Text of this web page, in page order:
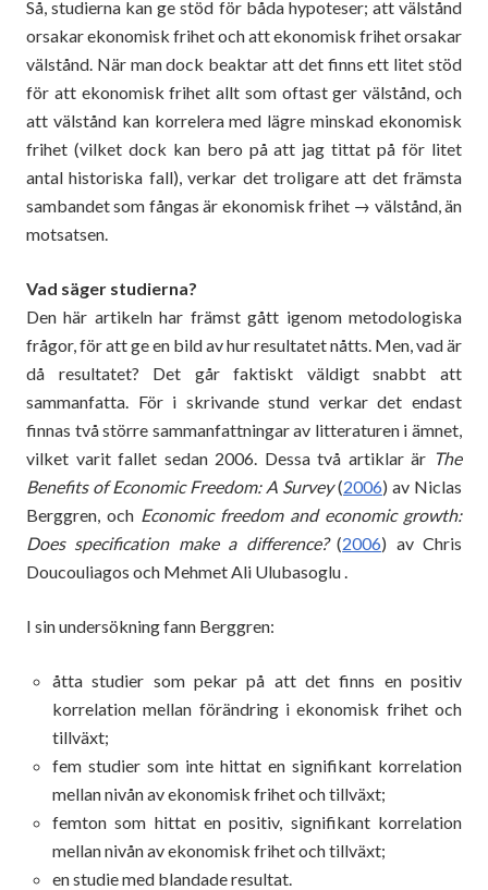
Så, studierna kan ge stöd för båda hypoteser; att välstånd
orsakar ekonomisk frihet och att ekonomisk frihet orsakar
välstånd. När man dock beaktar att det finns ett litet stöd
för att ekonomisk frihet allt som oftast ger välstånd, och
att välstånd kan korrelera med lägre minskad ekonomisk
frihet (vilket dock kan bero på att jag tittat på för litet
antal historiska fall), verkar det troligare att det främsta
sambandet som fångas är ekonomisk frihet → välstånd, än
motsatsen.
Vad säger studierna?
Den här artikeln har främst gått igenom metodologiska
frågor, för att ge en bild av hur resultatet nåtts. Men, vad är
då resultatet? Det går faktiskt väldigt snabbt att
sammanfatta. För i skrivande stund verkar det endast
finnas två större sammanfattningar av litteraturen i ämnet,
vilket varit fallet sedan 2006. Dessa två artiklar är The
Benefits of Economic Freedom: A Survey(2006) av Niclas
Berggren, och Economic freedom and economic growth:
Does specification make a difference?(2006) av Chris
Doucouliagos och Mehmet Ali Ulubasoglu .
I sin undersökning fann Berggren:
åtta studier som pekar på att det finns en positiv
korrelation mellan förändring i ekonomisk frihet och
tillväxt;
fem studier som inte hittat en signifikant korrelation
mellan nivån av ekonomisk frihet och tillväxt;
femton som hittat en positiv, signifikant korrelation
mellan nivån av ekonomisk frihet och tillväxt;
en studie med blandade resultat.